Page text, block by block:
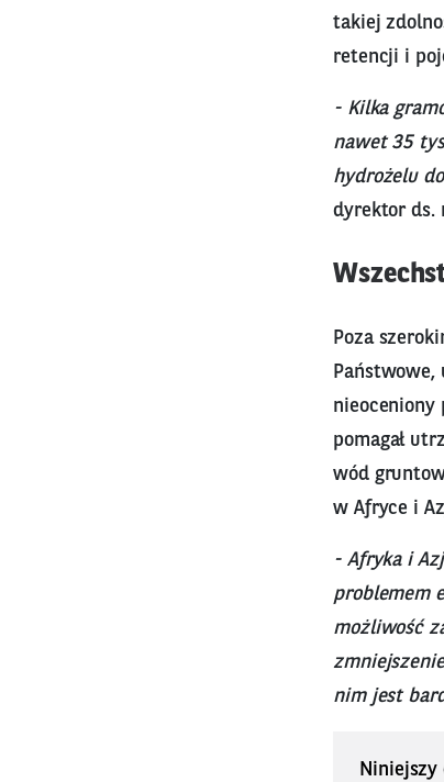
takiej
retencji i
- Kilka
nawet 35
hydrożelu
dyrektor ds.
Poza
Państwowe,
nieoceniony
pomagał
wód
w Afryce i
- Afryka i
problemem
możliwość
nim jest